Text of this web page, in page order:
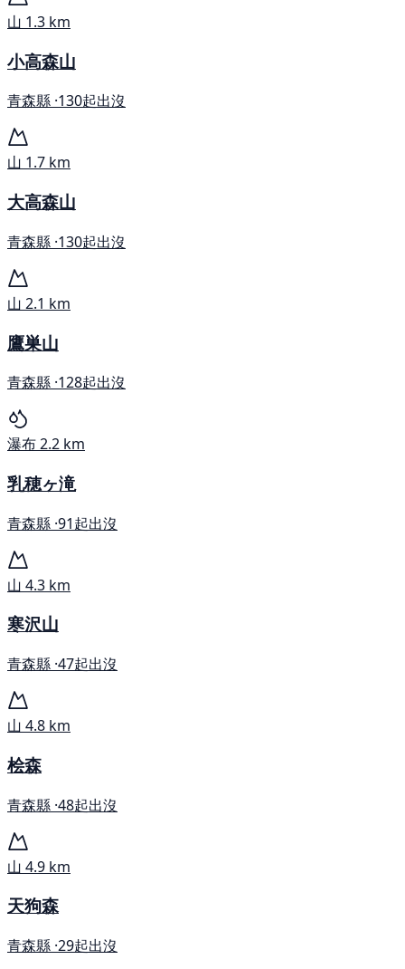
山 1.3 km
小高森山
青森縣 ·130起出沒
山 1.7 km
大高森山
青森縣 ·130起出沒
山 2.1 km
鷹巣山
青森縣 ·128起出沒
瀑布2.2 km
乳穂ヶ滝
青森縣 ·91起出沒
山 4.3 km
寒沢山
青森縣 ·47起出沒
山 4.8 km
桧森
青森縣 ·48起出沒
山 4.9 km
天狗森
青森縣 ·29起出沒